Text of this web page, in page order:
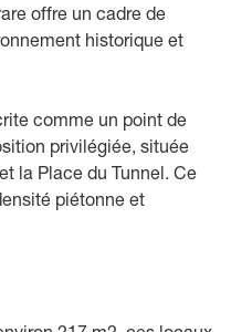
offre un cadre de
historique et
comme un point de
privilégiée, située
la Place du Tunnel. Ce
piétonne et